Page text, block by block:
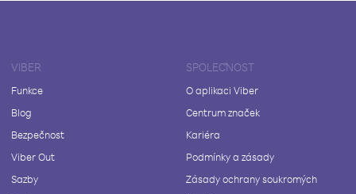
VIBER
Funkce
Blog
Bezpečnost
Viber Out
Sazby
SPOLEČNOST
O aplikaci Viber
Centrum značek
Kariéra
Podmínky a zásady
Zásady ochrany soukromých